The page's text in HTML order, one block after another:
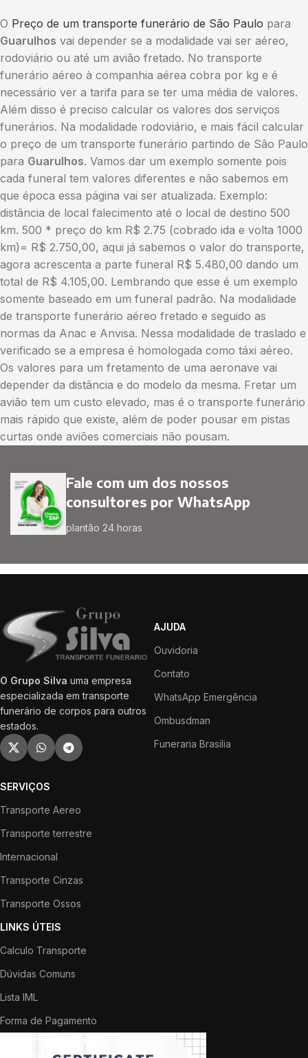
O Preço de um transporte funerário de São Paulo para
Guarulhos vai depender se a modalidade vai ser aéreo,
rodoviário ou até um avião fretado. No transporte
funerário aéreo à companhia aérea cobra por kg e é
necessário ver a tarifa para se ter uma média de valores.
Além disso é preciso calcular os valores dos serviços
funerários. Na modalidade rodoviário, e mais fácil calcular
o preço de um transporte funerário partindo de São Paulo
para Guarulhos. Vamos dar um exemplo somente pois
cada funeral tem valores diferentes e não sabemos em
que época essa página vai ser atualizada. Exemplo:
distância de local falecimento até o local de destino 500
km. 500 * preço do km R$ 2.75 (cobrado ida e volta 1000
km)= R$ 2.750,00, aqui já sabemos o valor do transporte,
agora acrescenta a parte funeral R$ 5.480,00 dando um
total de R$ 4.105,00. Lembrando que esse é um exemplo
somente baseado em um funeral padrão. Na modalidade
de transporte funerário aéreo fretado e seguido as
normas da Anac e Anvisa. Nessa modalidade de traslado e
verificado se a empresa é homologada como táxi aéreo.
Os valores para um fretamento de uma aeronave vai
depender da distância e do modelo da mesma. Fretar um
avião tem um custo elevado, mas é o transporte funerário
mais rápido que existe, além de poder pousar em pistas
curtas onde aviões comerciais não pousam.
Fale com um dos nossos
consultores por WhatsApp
plantão 24 horas
O Grupo Silva uma empresa
especializada em transporte
funerário de corpos para outros
estados.
AJUDA
Ouvidoria
Contato
WhatsApp Emergência
Ombusdman
Funeraria Brasilia
SERVIÇOS
Transporte Aereo
Transporte terrestre
Internacional
Transporte Cinzas
Transporte Ossos
LINKS ÚTEIS
Calculo Transporte
Dúvidas Comuns
Lista IML
Forma de Pagamento